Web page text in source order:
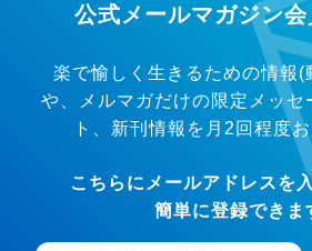
公式メールマガジン
楽で愉しく生きるための情報(
や、メルマガだけの限定メッセ
ト、新刊情報を月2回程度
こちらにメールアドレスを
簡単に登録できま